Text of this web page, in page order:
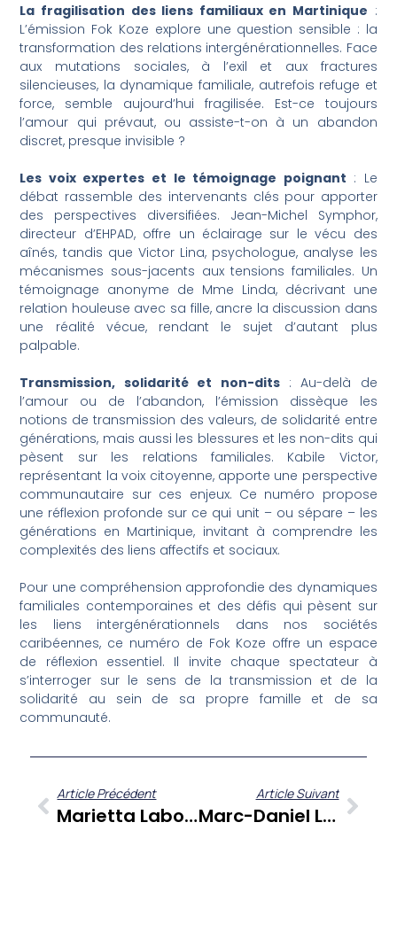
La fragilisation des liens familiaux en Martinique :
L’émission Fok Koze explore une question sensible : la
transformation des relations intergénérationnelles. Face
aux mutations sociales, à l’exil et aux fractures
silencieuses, la dynamique familiale, autrefois refuge et
force, semble aujourd’hui fragilisée. Est-ce toujours
l’amour qui prévaut, ou assiste-t-on à un abandon
discret, presque invisible ?
Les voix expertes et le témoignage poignant : Le
débat rassemble des intervenants clés pour apporter
des perspectives diversifiées. Jean-Michel Symphor,
directeur d’EHPAD, offre un éclairage sur le vécu des
aînés, tandis que Victor Lina, psychologue, analyse les
mécanismes sous-jacents aux tensions familiales. Un
témoignage anonyme de Mme Linda, décrivant une
relation houleuse avec sa fille, ancre la discussion dans
une réalité vécue, rendant le sujet d’autant plus
palpable.
Transmission, solidarité et non-dits: Au-delà de
l’amour ou de l’abandon, l’émission dissèque les
notions de transmission des valeurs, de solidarité entre
générations, mais aussi les blessures et les non-dits qui
pèsent sur les relations familiales. Kabile Victor,
représentant la voix citoyenne, apporte une perspective
communautaire sur ces enjeux. Ce numéro propose
une réflexion profonde sur ce qui unit – ou sépare – les
générations en Martinique, invitant à comprendre les
complexités des liens affectifs et sociaux.
Pour une compréhension approfondie des dynamiques
familiales contemporaines et des défis qui pèsent sur
les liens intergénérationnels dans nos sociétés
caribéennes, ce numéro de Fok Koze offre un espace
de réflexion essentiel. Il invite chaque spectateur à
s’interroger sur le sens de la transmission et de la
solidarité au sein de sa propre famille et de sa
communauté.
Article Précédent
Marietta Labonne : L’évolution Professionnelle Inattendue Qui Résonne Avec La Caraïbe
Article Suivant
Marc-Daniel Labourg : Le Patron Vainqueur Du Tour Des Yoles 2025 À Cœur Ouvert Sur Sa Passion Et Ses Valeurs